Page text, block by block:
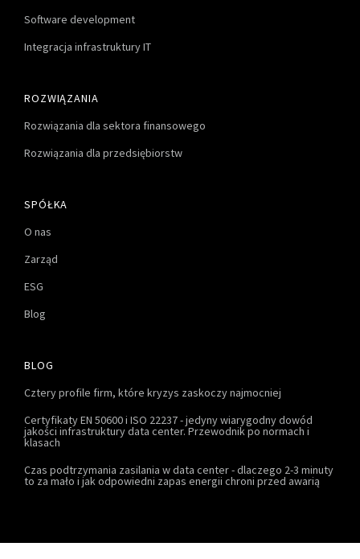
Software development
Integracja infrastruktury IT
ROZWIĄZANIA
Rozwiązania dla sektora finansowego
Rozwiązania dla przedsiębiorstw
SPÓŁKA
O nas
Zarząd
ESG
Blog
BLOG
Cztery profile firm, które kryzys zaskoczy najmocniej
Certyfikaty EN 50600 i ISO 22237 - jedyny wiarygodny dowód
jakości infrastruktury data center. Przewodnik po normach i
klasach
Czas podtrzymania zasilania w data center - dlaczego 2-3 minuty
to za mało i jak odpowiedni zapas energii chroni przed awarią